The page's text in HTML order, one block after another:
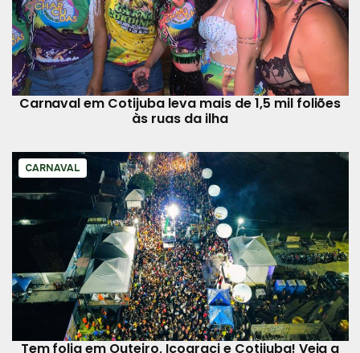
Carnaval em Cotijuba leva mais de 1,5 mil foliões
às ruas da ilha
CARNAVAL
Tem folia em Outeiro, Icoaraci e Cotijuba! Veja a